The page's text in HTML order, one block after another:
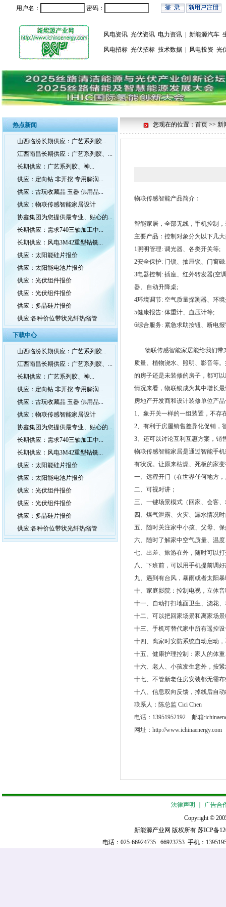
用户名： 密码：
风电资讯 光伏资讯 电力资讯 新能源汽车
风电招标 光伏招标 技术数据 风电投资 光
热点新闻
山西临汾长期供应：广艺系列胶...
江西南昌长期供应：广艺系列胶、...
长期供应：广艺系列胶、神...
供应：定向钻 非开挖 专用膨润...
供应：古玩收藏品 玉器 佛用品...
供应：物联传感智能家居设计
协鑫集团为您提供最专业、贴心的...
长期供应：需求740三轴加工中...
长期供应：风电3M42重型钻铣...
供应：太阳能硅片报价
供应：太阳能电池片报价
供应：光伏组件报价
供应：光伏组件报价
供应：多晶硅片报价
供应:各种价位带状光纤热缩管
下载中心
山西临汾长期供应：广艺系列胶...
江西南昌长期供应：广艺系列胶、...
长期供应：广艺系列胶、神...
供应：定向钻 非开挖 专用膨润...
供应：古玩收藏品 玉器 佛用品...
供应：物联传感智能家居设计
协鑫集团为您提供最专业、贴心的...
长期供应：需求740三轴加工中...
长期供应：风电3M42重型钻铣...
供应：太阳能硅片报价
供应：太阳能电池片报价
供应：光伏组件报价
供应：光伏组件报价
供应：多晶硅片报价
供应:各种价位带状光纤热缩管
您现在的位置：首页 >> 新
物联传感智能产品简介：
智能家居，全部无线，手机控制
主要产品：控制对象分为以下几大
1照明管理: 调光器、各类开关等;
2安全保护: 门锁、抽屉锁、门窗
3电器控制: 插座、红外转发器(空
器、自动升降桌;
4环境调节: 空气质量探测器、环
5健康报告: 体重计、血压计等;
6综合服务: 紧急求助按钮、断电
物联传感智能家居能给我们带
质量、植物浇水、照明、影音等
的房子还是未装修的房子，都可
情况来看，物联锁成为其中增长
房地产开发商和设计装修单位产
1、象开关一样的一组装置，不存
2、有利于房屋销售差异化促销，
3、还可以讨论互利互惠方案，销
物联传感智能家居是通过智能手
有状况。让原来枯燥、死板的家
一、远程开门（在世界任何地方
二、可视对讲；
三、一键场景模式（回家、会客
四、煤气泄露、火灾、漏水情况
五、随时关注家中小孩、父母、
六、随时了解家中空气质量、温
七、出差、旅游在外，随时可以
八、下班前，可以用手机提前调
九、遇到有台风，暴雨或者太阳
十、家庭影院：控制电视，立体
十一、自动打扫地面卫生、浇花
十二、可以把回家场景和离家场
十三、手机可替代家中所有遥控
十四、离家时安防系统自动启动
十五、健康护理控制：家人的体
十六、老人、小孩发生意外，按
十七、不管新老住房安装都无需
十八、信息双向反馈，掉线后自
联系人：陈总监 Cici Chen
电话：13951952192 邮箱
网址：http://www.ichinaenergy.com
法律声明
广告合
Copyright ©
新能源产业网 版权所有 苏ICP备
电话：025-66924735 66923753 手机：